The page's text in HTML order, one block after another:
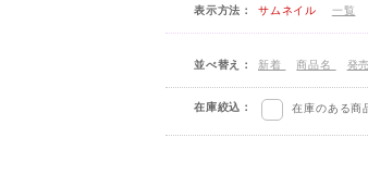
表示方法： サムネイル 一覧
並べ替え： 新着 商品名 発
在庫絞込： 在庫のある商